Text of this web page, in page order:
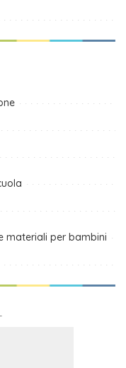
materiali per bambini